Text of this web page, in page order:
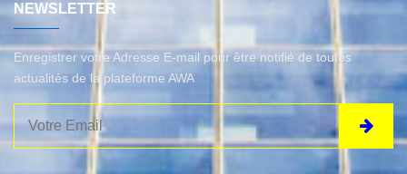
NEWSLETTER
Enregistrer votre Adresse E-mail pour être notifié de toutes
actualités de la plateforme AWA